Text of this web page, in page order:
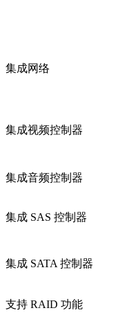
集成网络
集成视频控制器
集成音频控制器
集成 SAS 控制器
集成 SATA 控制器
支持 RAID 功能